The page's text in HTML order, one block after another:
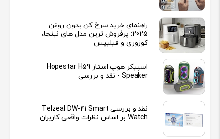
راهنمای خرید سرخ کن بدون روغن
2025: پرفروش ترین مدل های نینجا،
کوزوری و فیلیپس
اسپیکر هوپ استار Hopestar H59
Speaker - نقد و بررسی
نقد و بررسی Telzeal DW-41 Smart
Watch بر اساس نظرات واقعی کاربران